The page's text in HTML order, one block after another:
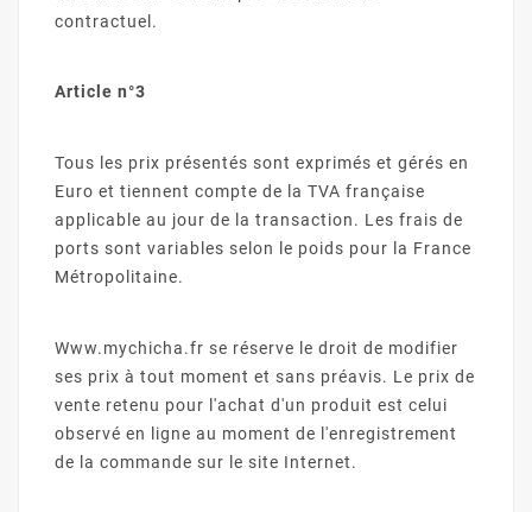
contractuel.
Article n°3
Tous les prix présentés sont exprimés et gérés en
Euro et tiennent compte de la TVA française
applicable au jour de la transaction. Les frais de
ports sont variables selon le poids pour la France
Métropolitaine.
Www.mychicha.fr se réserve le droit de modifier
ses prix à tout moment et sans préavis. Le prix de
vente retenu pour l'achat d'un produit est celui
observé en ligne au moment de l'enregistrement
de la commande sur le site Internet.